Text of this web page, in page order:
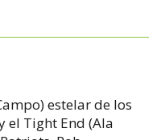
estelar de los
el Tight End (Ala